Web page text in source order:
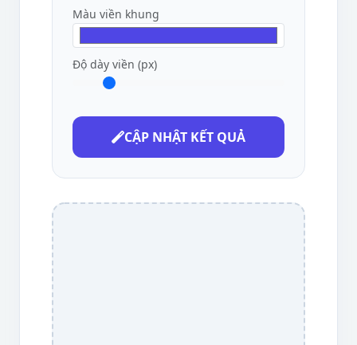
Màu viền khung
Độ dày viền (px)
CẬP NHẬT KẾT QUẢ